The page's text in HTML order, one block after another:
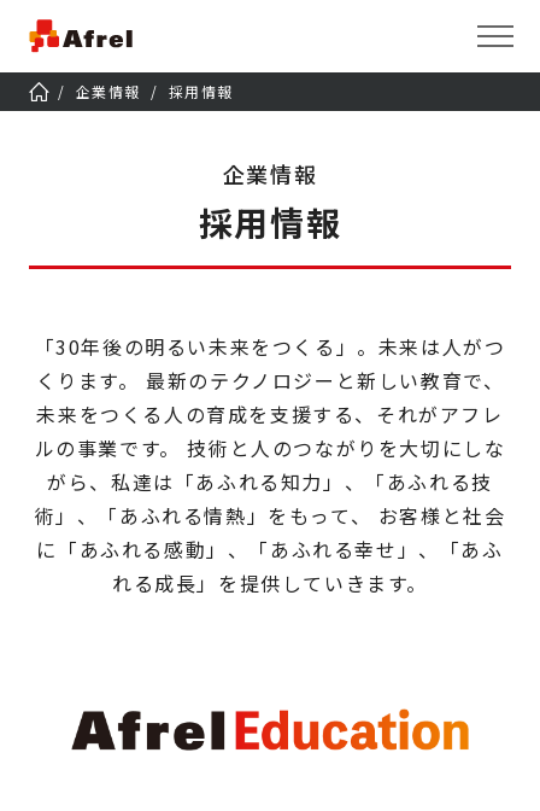
企業情報 採用情報
企業情報
採用情報
「30年後の明るい未来をつくる」。未来は人がつ
くります。
最新のテクノロジーと新しい教育で、
未来をつくる人の育成を支援する、それがアフレ
ルの事業です。
技術と人のつながりを大切にしな
がら、私達は「あふれる知力」、「あふれる技
術」、「あふれる情熱」をもって、
お客様と社会
に「あふれる感動」、「あふれる幸せ」、「あふ
れる成長」を提供していきます。